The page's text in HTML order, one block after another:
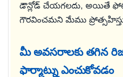
డౌన్లోడ్ చేయగలదు, అయితే
గౌరవించమని మేము
మీ అవసరాలకు తగిన
ఫార్మాట్ను ఎంచుకోవడం